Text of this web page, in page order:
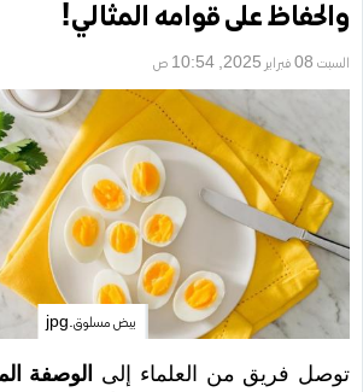
والحفاظ على قوامه المثالي!
السبت 08 فبراير 2025, 10:54 ص
بيض مسلوق.jpg
توصل فريق من العلماء إلى الوصفة